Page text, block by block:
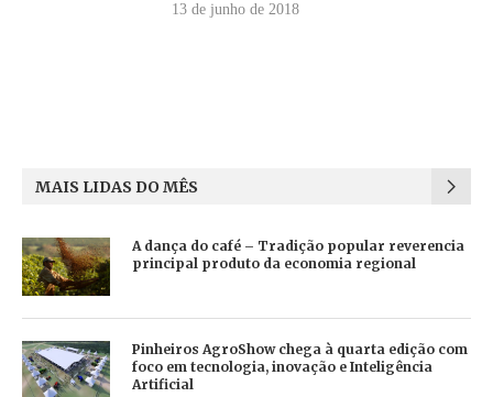
13 de junho de 2018
MAIS LIDAS DO MÊS
A dança do café – Tradição popular reverencia
principal produto da economia regional
Pinheiros AgroShow chega à quarta edição com
foco em tecnologia, inovação e Inteligência
Artificial